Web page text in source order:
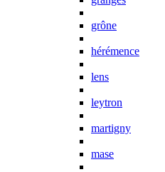
grône
hérémence
lens
leytron
martigny
mase